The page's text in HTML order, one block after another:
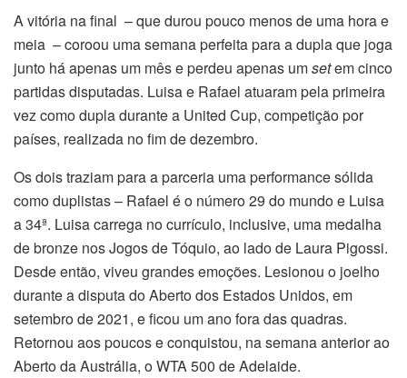
A vitória na final – que durou pouco menos de uma hora e
meia – coroou uma semana perfeita para a dupla que joga
junto há apenas um mês e perdeu apenas umsetem cinco
partidas disputadas. Luisa e Rafael atuaram pela primeira
vez como dupla durante a United Cup, competição por
países, realizada no fim de dezembro.
Os dois traziam para a parceria uma performance sólida
como duplistas – Rafael é o número 29 do mundo e Luisa
a 34ª. Luisa carrega no currículo, inclusive, uma medalha
de bronze nos Jogos de Tóquio, ao lado de Laura Pigossi.
Desde então, viveu grandes emoções. Lesionou o joelho
durante a disputa do Aberto dos Estados Unidos, em
setembro de 2021, e ficou um ano fora das quadras.
Retornou aos poucos e conquistou, na semana anterior ao
Aberto da Austrália, o WTA 500 de Adelaide.